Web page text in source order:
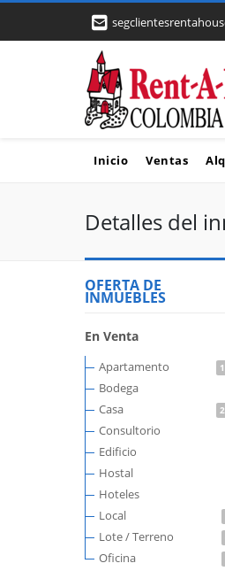
Inicio Ventas
Detalles del
OFERTA DE
INMUEBLES
En Venta
Apartamento
Bodega
Casa
Consultorio
Edificio
Hostal
Hoteles
Local
Lote / Terreno
Oficina